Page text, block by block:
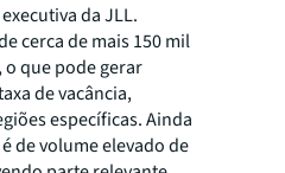
da JLL.
cerca de mais 150 mil
o que pode gerar
de vacância,
específicas. Ainda
de volume elevado de